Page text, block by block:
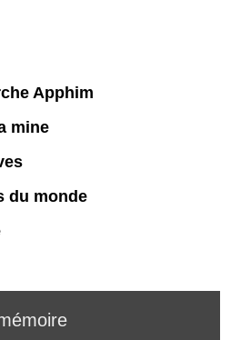
Apphim
mine
du monde